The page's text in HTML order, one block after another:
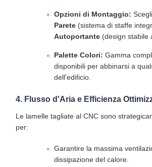
Opzioni di Montaggio:
Parete (sistema di staffe
Autoportante (design stabile
Palette Colori: Gamma
disponibili per abbinarsi a
dell'edificio.
4. Flusso d'Aria e Efficienza
Le lamelle tagliate al CNC sono
per:
Garantire la massima
dissipazione del calore.